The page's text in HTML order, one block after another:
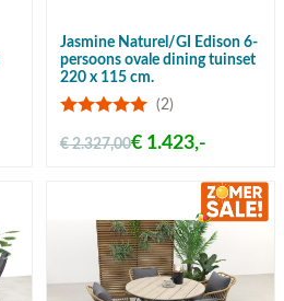
Jasmine Naturel/GI Edison 6-
persoons ovale dining tuinset
220 x 115 cm.
(2)
€ 2.327,00€ 1.423,-